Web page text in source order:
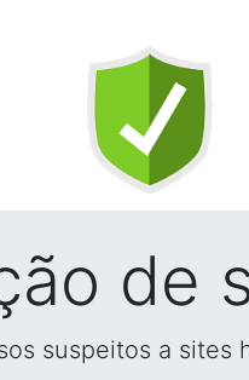
de
suspeitos a sites